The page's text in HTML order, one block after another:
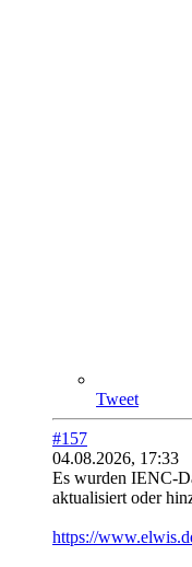
Tweet
#157
04.08.2026, 17:33
Es wurden IENC-
aktualisiert oder
https://